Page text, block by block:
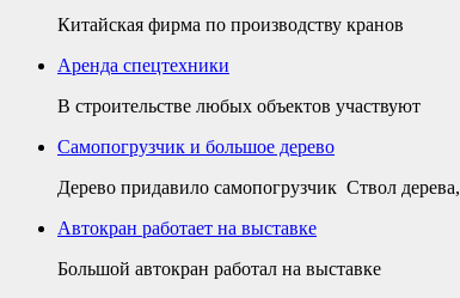
Китайская фирма по производству кранов
Аренда спецтехники
В строительстве любых объектов участвуют
Самопогрузчик и большое дерево
Дерево придавило самопогрузчик Ствол дерева,
Автокран работает на выставке
Большой автокран работал на выставке